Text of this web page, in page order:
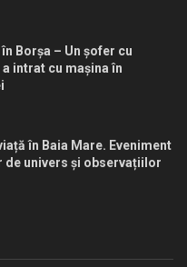
Borșa – Un șofer cu
intrat cu mașina în
în Baia Mare. Eveniment
univers și observațiilor